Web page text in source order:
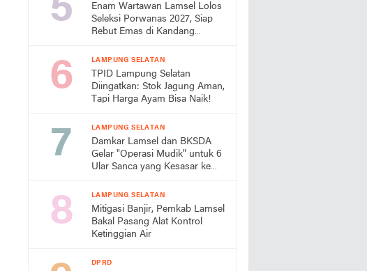
Enam Wartawan Lamsel Lolos
Seleksi Porwanas 2027, Siap
Rebut Emas di Kandang
LAMPUNG SELATAN
TPID Lampung Selatan
Diingatkan: Stok Jagung Aman,
Tapi Harga Ayam Bisa Naik!
LAMPUNG SELATAN
Damkar Lamsel dan BKSDA
Gelar "Operasi Mudik" untuk 6
Ular Sanca yang Kesasar ke
LAMPUNG SELATAN
Mitigasi Banjir, Pemkab Lamsel
Bakal Pasang Alat Kontrol
Ketinggian Air
DPRD